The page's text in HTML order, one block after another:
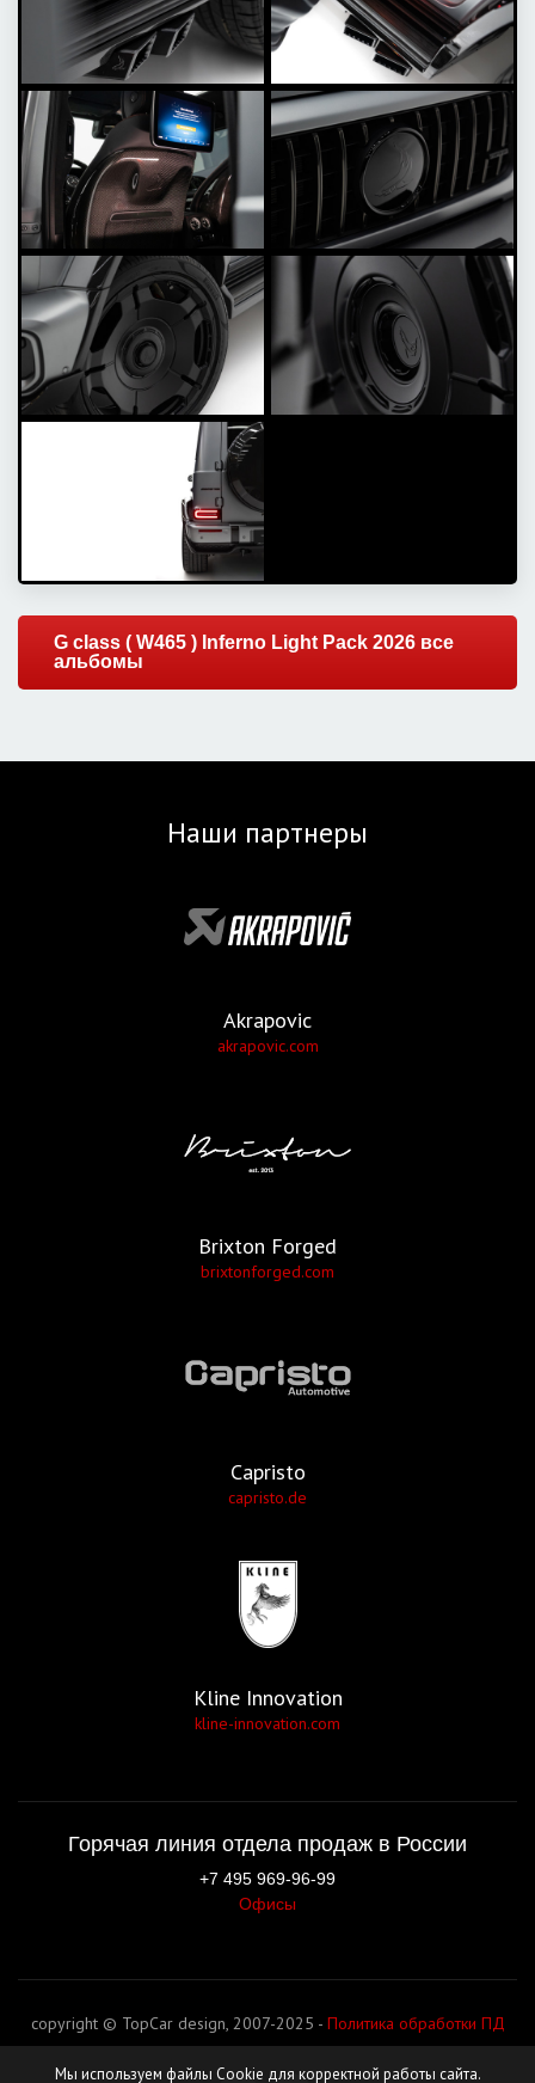
G class ( W465 ) Inferno Light Pack 2026 все
альбомы
Наши партнеры
Akrapovic
akrapovic.com
Brixton Forged
brixtonforged.com
Capristo
capristo.de
Kline Innovation
kline-innovation.com
Горячая линия отдела продаж в России
+7 495 969-96-99
Офисы
copyright © TopCar design, 2007-2025 - Политика обработки ПД
Мы используем файлы Cookie для корректной работы сайта.